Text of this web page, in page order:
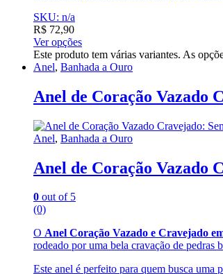
SKU: n/a
R$ 72,90
Ver opções
Este produto tem várias variantes. As
Anel, Banhada a Ouro
Anel de Coração Vazado
Anel, Banhada a Ouro
Anel de Coração Vazado
0 out of 5
(0)
O Anel Coração Vazado e Cravejado
rodeado por uma bela cravação de pedras
Este anel é perfeito para quem busca uma